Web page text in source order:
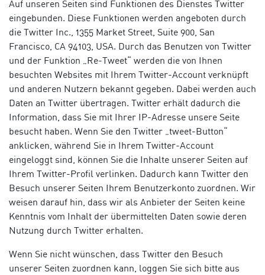
Auf unseren Seiten sind Funktionen des Dienstes Twitter
eingebunden. Diese Funktionen werden angeboten durch
die Twitter Inc., 1355 Market Street, Suite 900, San
Francisco, CA 94103, USA. Durch das Benutzen von Twitter
und der Funktion „Re-Tweet“ werden die von Ihnen
besuchten Websites mit Ihrem Twitter-Account verknüpft
und anderen Nutzern bekannt gegeben. Dabei werden auch
Daten an Twitter übertragen. Twitter erhält dadurch die
Information, dass Sie mit Ihrer IP-Adresse unsere Seite
besucht haben. Wenn Sie den Twitter „tweet-Button“
anklicken, während Sie in Ihrem Twitter-Account
eingeloggt sind, können Sie die Inhalte unserer Seiten auf
Ihrem Twitter-Profil verlinken. Dadurch kann Twitter den
Besuch unserer Seiten Ihrem Benutzerkonto zuordnen. Wir
weisen darauf hin, dass wir als Anbieter der Seiten keine
Kenntnis vom Inhalt der übermittelten Daten sowie deren
Nutzung durch Twitter erhalten.
Wenn Sie nicht wünschen, dass Twitter den Besuch
unserer Seiten zuordnen kann, loggen Sie sich bitte aus